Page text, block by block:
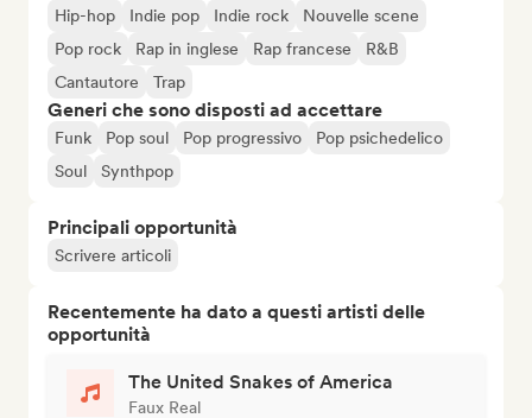
Hip-hop Indie pop Indie rock
Nouvelle scene
Pop rock
Rap in inglese Rap francese
R&B
Cantautore
Trap
Generi che sono disposti ad accettare
Funk Pop soul Pop progressivo
Pop psichedelico
Soul
Synthpop
Principali opportunità
Scrivere articoli
Recentemente ha dato a questi artisti delle
opportunità
The United Snakes of America
Faux Real